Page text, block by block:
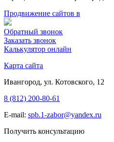
Продвижение сайтов в
Обратный звонок
Заказать звонок
Калькулятор онлайн
Карта сайта
Ивангород, ул. Котовского, 12
8 (812) 200-80-61
E-mail: spb.1-zabor@yandex.ru
Получить консультацию